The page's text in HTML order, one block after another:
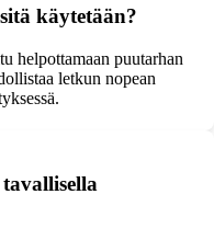
käytetään?
helpottamaan puutarhan
letkun nopean